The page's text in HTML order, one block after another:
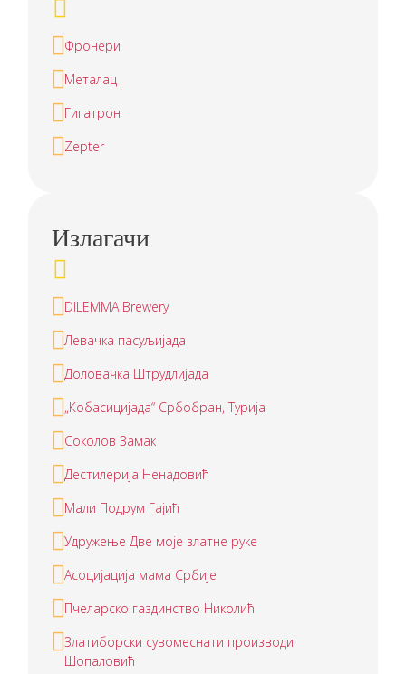
Фронери
Металац
Гигатрон
Zepter
Излагачи
DILEMMA Brewery
Левачка пасуљијада
Доловачка Штрудлијада
„Кобасицијада“ Србобран, Турија
Соколов Замак
Дестилерија Ненадовић
Мали Подрум Гајић
Удружење Две моје златне руке
Асоцијација мама Србије
Пчеларско газдинство Николић
Златиборски сувомеснати производи
Шопаловић